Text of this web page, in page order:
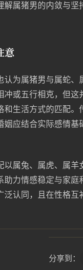
解属猪男的内敛与坚
意
认为属猪男与属蛇、
冲或五行相克，但这
和生活方式的匹配。
姻应结合实际感情基
以属兔、属虎、属羊
助力情感稳定与家庭
泛认同，且在性格互
分享到：